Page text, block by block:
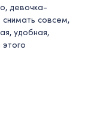
девочка-
снимать совсем,
удобная,